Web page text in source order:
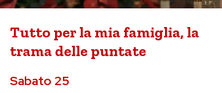
Tutto per la mia famiglia, la
trama delle puntate
Sabato 25